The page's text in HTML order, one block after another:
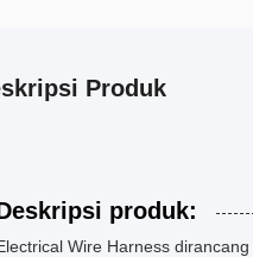
Produk
produk:
Wire Harness